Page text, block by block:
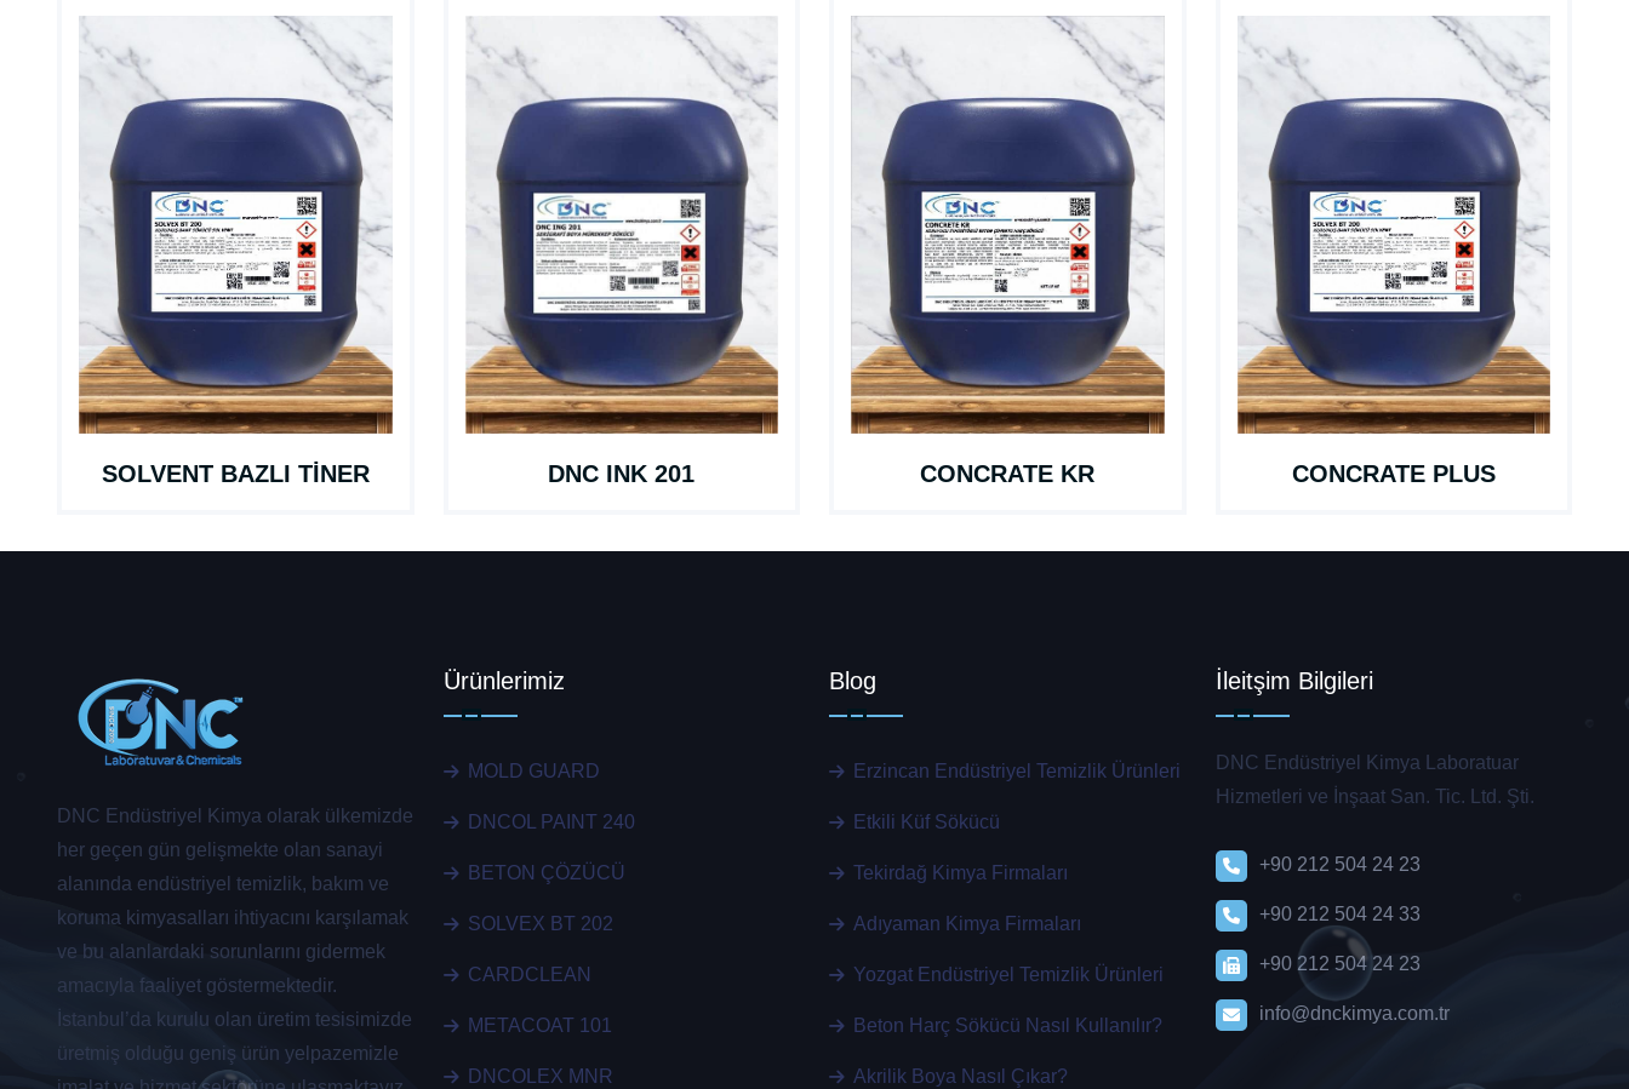
SOLVENT BAZLI TİNER DNC INK 201 CONCRATE KR CONCRATE PLUS
DNC Endüstriyel Kimya olarak ülkemizde
her geçen gün gelişmekte olan sanayi
alanında endüstriyel temizlik, bakım ve
koruma kimyasalları ihtiyacını karşılamak
ve bu alanlardaki sorunlarını gidermek
amacıyla faaliyet göstermektedir.
İstanbul’da kurulu olan üretim tesisimizde
üretmiş olduğu geniş ürün yelpazemizle
Ürünlerimiz
MOLD GUARD
DNCOL PAINT 240
BETON ÇÖZÜCÜ
SOLVEX BT 202
CARDCLEAN
METACOAT 101
DNCOLEX MNR
Blog
Erzincan Endüstriyel Temizlik Ürünleri
Etkili Küf Sökücü
Tekirdağ Kimya Firmaları
Adıyaman Kimya Firmaları
Yozgat Endüstriyel Temizlik Ürünleri
Beton Harç Sökücü Nasıl Kullanılır?
Akrilik Boya Nasıl Çıkar?
İleitşim Bilgileri
DNC Endüstriyel Kimya Laboratuar
Hizmetleri ve İnşaat San. Tic. Ltd. Şti.
+90 212 504 24 23
+90 212 504 24 33
+90 212 504 24 23
info@dnckimya.com.tr